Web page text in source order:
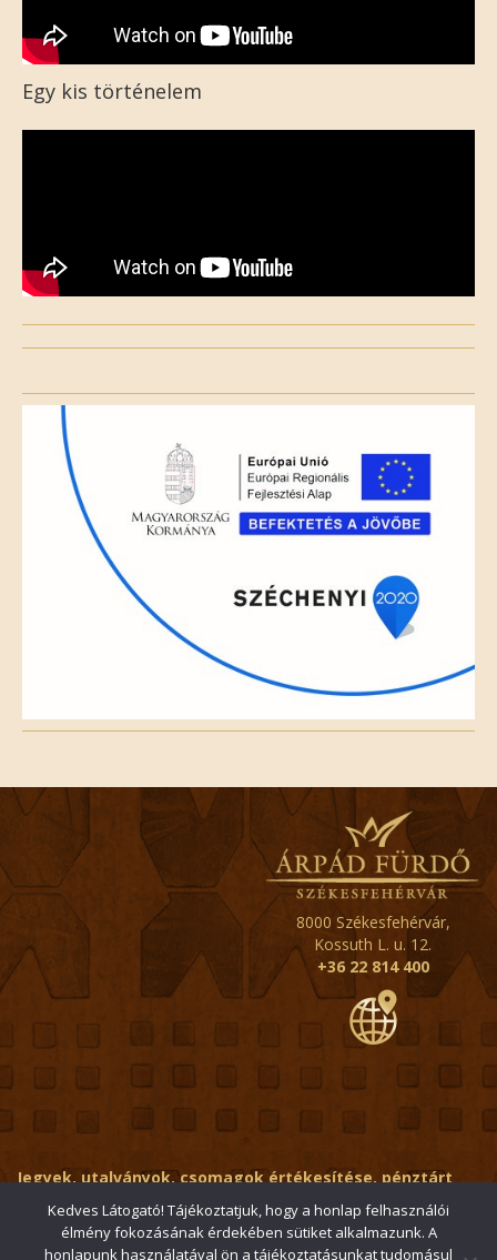
Egy kis történelem
8000 Székesfehérvár,
Kossuth L. u. 12.
+36 22 814 400
Jegyek, utalványok, csomagok értékesítése, pénztárt
érintő kérdések:
ertekesito@fehervar-arpadfurdo.hu
Általános érdeklődés: info@fehervar-arpadfurdo.hu
Kedves Látogató! Tájékoztatjuk, hogy a honlap felhasználói
élmény fokozásának érdekében sütiket alkalmazunk. A
honlapunk használatával ön a tájékoztatásunkat tudomásul